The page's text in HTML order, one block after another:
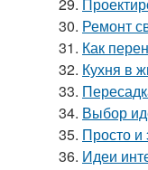
30. Ремонт
31. Как
32. Кухня в
33.
34. Выбор
35. Просто и
36. Идеи